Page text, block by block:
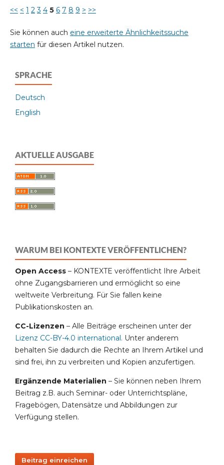
<< < 1 2 3 4 5 6 7 8 9 > >>
Sie können auch eine erweiterte Ähnlichkeitssuche
starten für diesen Artikel nutzen.
SPRACHE
Deutsch
English
AKTUELLE AUSGABE
WARUM BEI KONTEXTE VERÖFFENTLICHEN?
Open Access – KONTEXTE veröffentlicht Ihre Arbeit
ohne Zugangsbarrieren und ermöglicht so eine
weltweite Verbreitung. Für Sie fallen keine
Publikationskosten an.
CC-Lizenzen – Alle Beiträge erscheinen unter der
Lizenz CC-BY-4.0 international. Unter anderem
behalten Sie dadurch die Rechte an Ihrem Artikel und
sind frei, ihn zu verbreiten und Kopien anzufertigen.
Ergänzende Materialien – Sie können neben Ihrem
Beitrag z.B. auch Seminar- oder Unterrichtspläne,
Fragebögen, Datensätze und Abbildungen zur
Verfügung stellen.
Beitrag einreichen